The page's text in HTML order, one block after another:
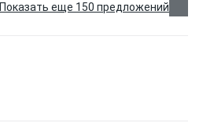
Показать еще 150 предложений